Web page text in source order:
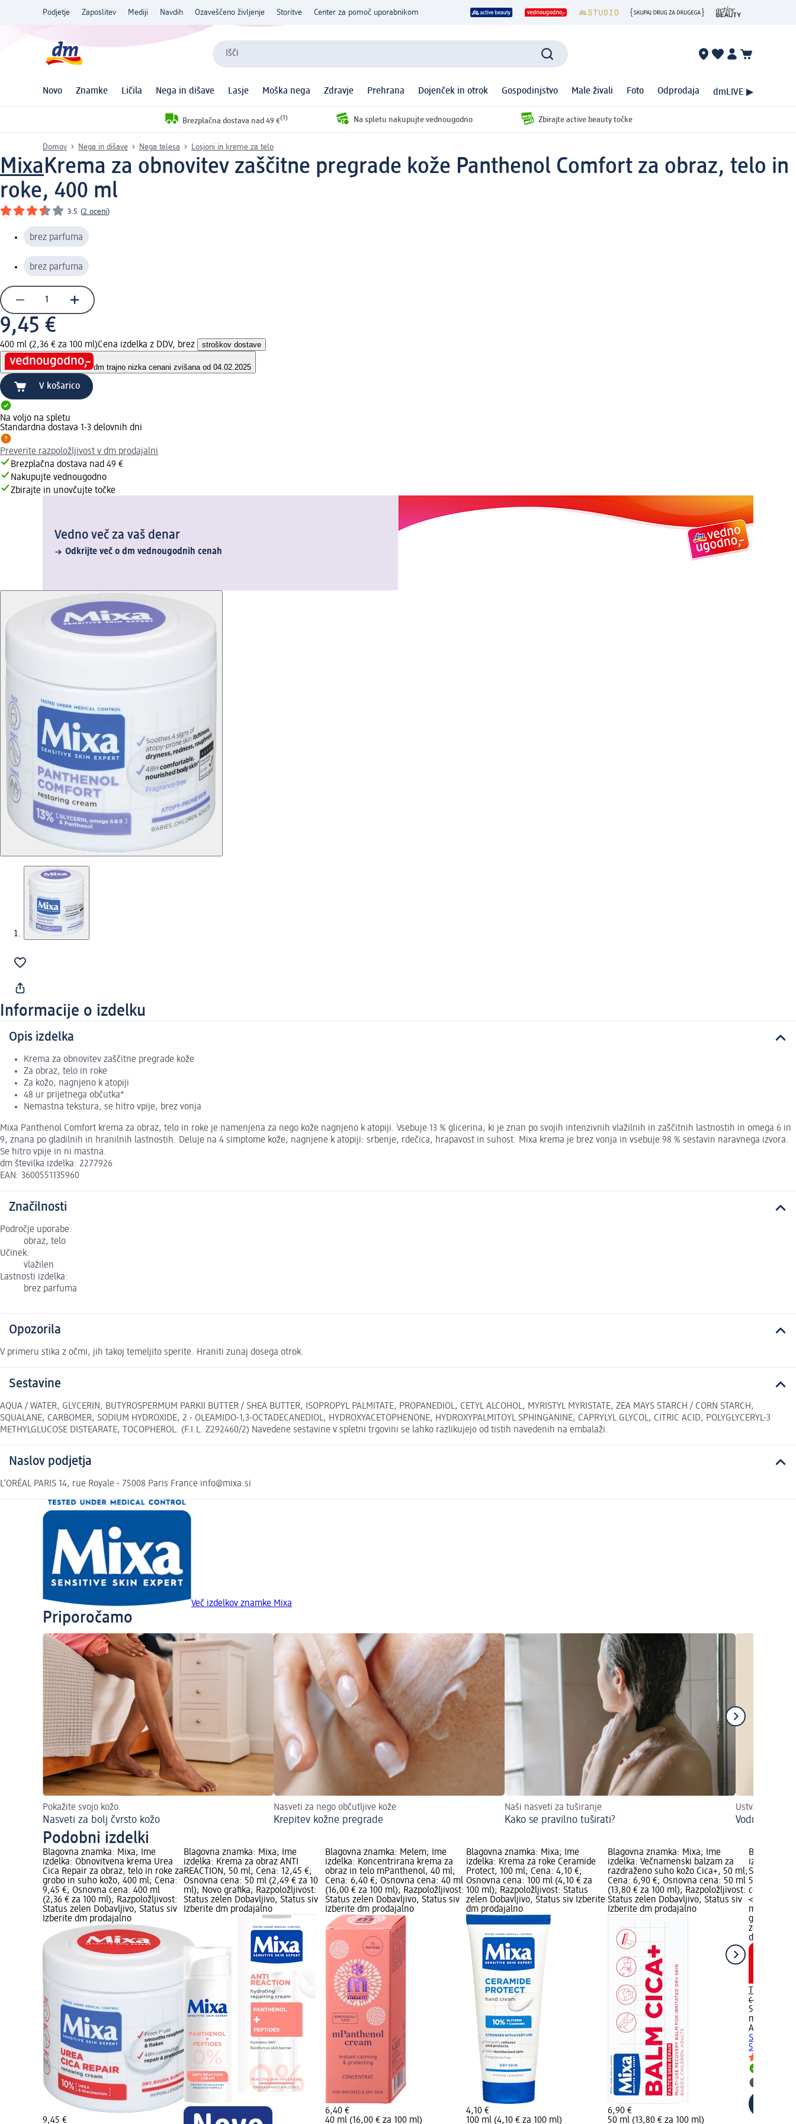
Podjetje Zaposlitev Mediji Navdih Ozaveščeno življenje Storitve Center za pomoč uporabnikom
Išči
Novo Znamke Ličila Nega in dišave Lasje Moška nega Zdravje Prehrana Dojenček in otrok Gospodinjstvo Male živali Foto Odprodaja dmLIVE ▶
Brezplačna dostava nad 49 €(1) Na spletu nakupujte vednougodno Zbirajte active beauty točke
Domov Nega in dišave Nega telesa Losjoni in kreme za telo
MixaKrema za obnovitev zaščitne pregrade kože Panthenol Comfort za obraz, telo in
roke, 400 ml
3.5 (2 oceni)
brez parfuma
brez parfuma
9,45 €
400 ml (2,36 € za 100 ml)Cena izdelka z DDV, brez stroškov dostave
dm trajno nizka cenani zvišana od 04.02.2025
V košarico
Na voljo na spletu
Standardna dostava 1-3 delovnih dni
Preverite razpoložljivost v dm prodajalni
Brezplačna dostava nad 49 €
Nakupujte vednougodno
Zbirajte in unovčujte točke
Vedno več za vaš denar
Odkrijte več o dm vednougodnih cenah
Informacije o izdelku
Opis izdelka
Krema za obnovitev zaščitne pregrade kože
Za obraz, telo in roke
Za kožo, nagnjeno k atopiji
48 ur prijetnega občutka*
Nemastna tekstura, se hitro vpije, brez vonja
Mixa Panthenol Comfort krema za obraz, telo in roke je namenjena za nego kože nagnjeno k atopiji. Vsebuje 13 % glicerina, ki je znan po svojih intenzivnih vlažilnih in zaščitnih lastnostih in omega 6 in
9, znana po gladilnih in hranilnih lastnostih. Deluje na 4 simptome kože, nagnjene k atopiji: srbenje, rdečica, hrapavost in suhost. Mixa krema je brez vonja in vsebuje 98 % sestavin naravnega izvora.
Se hitro vpije in ni mastna.
dm številka izdelka: 2277926
EAN: 3600551135960
Značilnosti
Področje uporabe:
obraz, telo
Učinek:
vlažilen
Lastnosti izdelka:
brez parfuma
Opozorila
V primeru stika z očmi, jih takoj temeljito sperite. Hraniti zunaj dosega otrok.
Sestavine
AQUA / WATER, GLYCERIN, BUTYROSPERMUM PARKII BUTTER / SHEA BUTTER, ISOPROPYL PALMITATE, PROPANEDIOL, CETYL ALCOHOL, MYRISTYL MYRISTATE, ZEA MAYS STARCH / CORN STARCH,
SQUALANE, CARBOMER, SODIUM HYDROXIDE, 2 - OLEAMIDO-1,3-OCTADECANEDIOL, HYDROXYACETOPHENONE, HYDROXYPALMITOYL SPHINGANINE, CAPRYLYL GLYCOL, CITRIC ACID, POLYGLYCERYL-3
METHYLGLUCOSE DISTEARATE, TOCOPHEROL. (F.I.L. Z292460/2) Navedene sestavine v spletni trgovini se lahko razlikujejo od tistih navedenih na embalaži.
Naslov podjetja
L’ORÉAL PARIS 14, rue Royale - 75008 Paris France info@mixa.si
Več izdelkov znamke Mixa
Priporočamo
Pokažite svojo kožo
Nasveti za bolj čvrsto kožo
Nasveti za nego občutljive kože
Krepitev kožne pregrade
Naši nasveti za tuširanje
Kako se pravilno tuširati?
Ustvarite lepo
Vodnik po
Podobni izdelki
Blagovna znamka: Mixa; Ime
izdelka: Obnovitvena krema Urea
Cica Repair za obraz, telo in roke za
grobo in suho kožo, 400 ml; Cena:
9,45 €; Osnovna cena: 400 ml
(2,36 € za 100 ml); Razpoložljivost:
Status zelen Dobavljivo, Status siv
Izberite dm prodajalno
9,45 €
Blagovna znamka: Mixa; Ime
izdelka: Krema za obraz ANTI
REACTION, 50 ml; Cena: 12,45 €;
Osnovna cena: 50 ml (2,49 € za 10
ml); Novo grafika; Razpoložljivost:
Status zelen Dobavljivo, Status siv
Izberite dm prodajalno
Blagovna znamka: Melem; Ime
izdelka: Koncentrirana krema za
obraz in telo mPanthenol, 40 ml;
Cena: 6,40 €; Osnovna cena: 40 ml
(16,00 € za 100 ml); Razpoložljivost:
Status zelen Dobavljivo, Status siv
Izberite dm prodajalno
6,40 €
40 ml (16,00 € za 100 ml)
Blagovna znamka: Mixa; Ime
izdelka: Krema za roke Ceramide
Protect, 100 ml; Cena: 4,10 €;
Osnovna cena: 100 ml (4,10 € za
100 ml); Razpoložljivost: Status
zelen Dobavljivo, Status siv Izberite
dm prodajalno
4,10 €
100 ml (4,10 € za 100 ml)
Blagovna znamka: Mixa; Ime
izdelka: Večnamenski balzam za
razdraženo suho kožo Cica+, 50 ml;
Cena: 6,90 €; Osnovna cena: 50 ml
(13,80 € za 100 ml); Razpoložljivost:
Status zelen Dobavljivo, Status siv
Izberite dm prodajalno
6,90 €
50 ml (13,80 € za 100 ml)
Blagovna
izdelka:
Smoothing
50 ml;
cena: 50 ml
ml</
grafika;
zelen
dm
Trenutna
cena:
50 ml (2,29
ml
AXIS-Y
Smoothing
50 ml